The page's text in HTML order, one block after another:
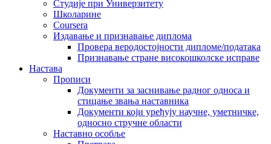
Студије при Универзитету
Школарине
Coursera
Издавање и признавање диплома
Провера веродостојности дипломе/података
Признавање стране високошколске исправе
Настава
Прописи
Документи за заснивање радног односа и
стицање звања наставника
Документи који уређују научне, уметничке,
односно стручне области
Наставно особље